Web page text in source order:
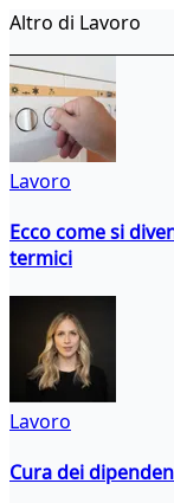
Altro di Lavoro
Lavoro
Ecco come si
termici
Lavoro
Cura dei